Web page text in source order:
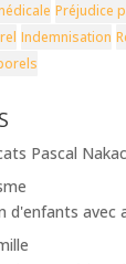
Préjudice
Indemnisation
Pascal
d'enfants avec